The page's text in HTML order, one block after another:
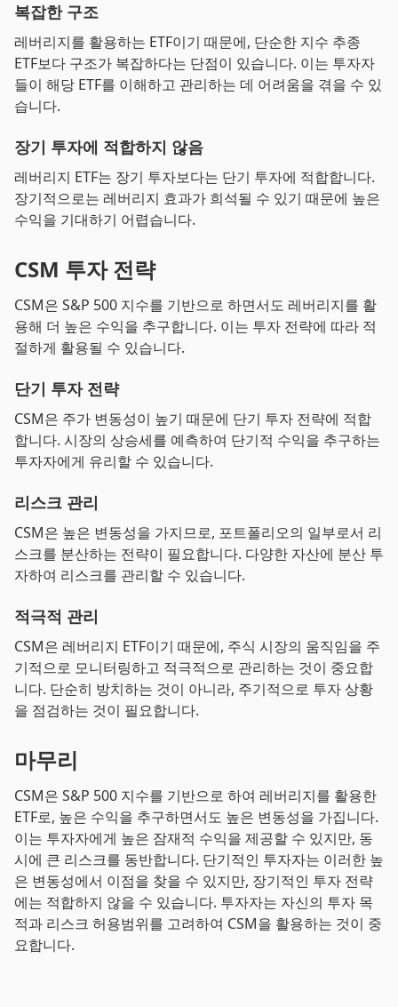
복잡한 구조
레버리지를 활용하는 ETF이기 때문에, 단순한 지수 추종
ETF보다 구조가 복잡하다는 단점이 있습니다. 이는 투자자
들이 해당 ETF를 이해하고 관리하는 데 어려움을 겪을 수 있
습니다.
장기 투자에 적합하지 않음
레버리지 ETF는 장기 투자보다는 단기 투자에 적합합니다.
장기적으로는 레버리지 효과가 희석될 수 있기 때문에 높은
수익을 기대하기 어렵습니다.
CSM 투자 전략
CSM은 S&P 500 지수를 기반으로 하면서도 레버리지를 활
용해 더 높은 수익을 추구합니다. 이는 투자 전략에 따라 적
절하게 활용될 수 있습니다.
단기 투자 전략
CSM은 주가 변동성이 높기 때문에 단기 투자 전략에 적합
합니다. 시장의 상승세를 예측하여 단기적 수익을 추구하는
투자자에게 유리할 수 있습니다.
리스크 관리
CSM은 높은 변동성을 가지므로, 포트폴리오의 일부로서 리
스크를 분산하는 전략이 필요합니다. 다양한 자산에 분산 투
자하여 리스크를 관리할 수 있습니다.
적극적 관리
CSM은 레버리지 ETF이기 때문에, 주식 시장의 움직임을 주
기적으로 모니터링하고 적극적으로 관리하는 것이 중요합
니다. 단순히 방치하는 것이 아니라, 주기적으로 투자 상황
을 점검하는 것이 필요합니다.
마무리
CSM은 S&P 500 지수를 기반으로 하여 레버리지를 활용한
ETF로, 높은 수익을 추구하면서도 높은 변동성을 가집니다.
이는 투자자에게 높은 잠재적 수익을 제공할 수 있지만, 동
시에 큰 리스크를 동반합니다. 단기적인 투자자는 이러한 높
은 변동성에서 이점을 찾을 수 있지만, 장기적인 투자 전략
에는 적합하지 않을 수 있습니다. 투자자는 자신의 투자 목
적과 리스크 허용범위를 고려하여 CSM을 활용하는 것이 중
요합니다.